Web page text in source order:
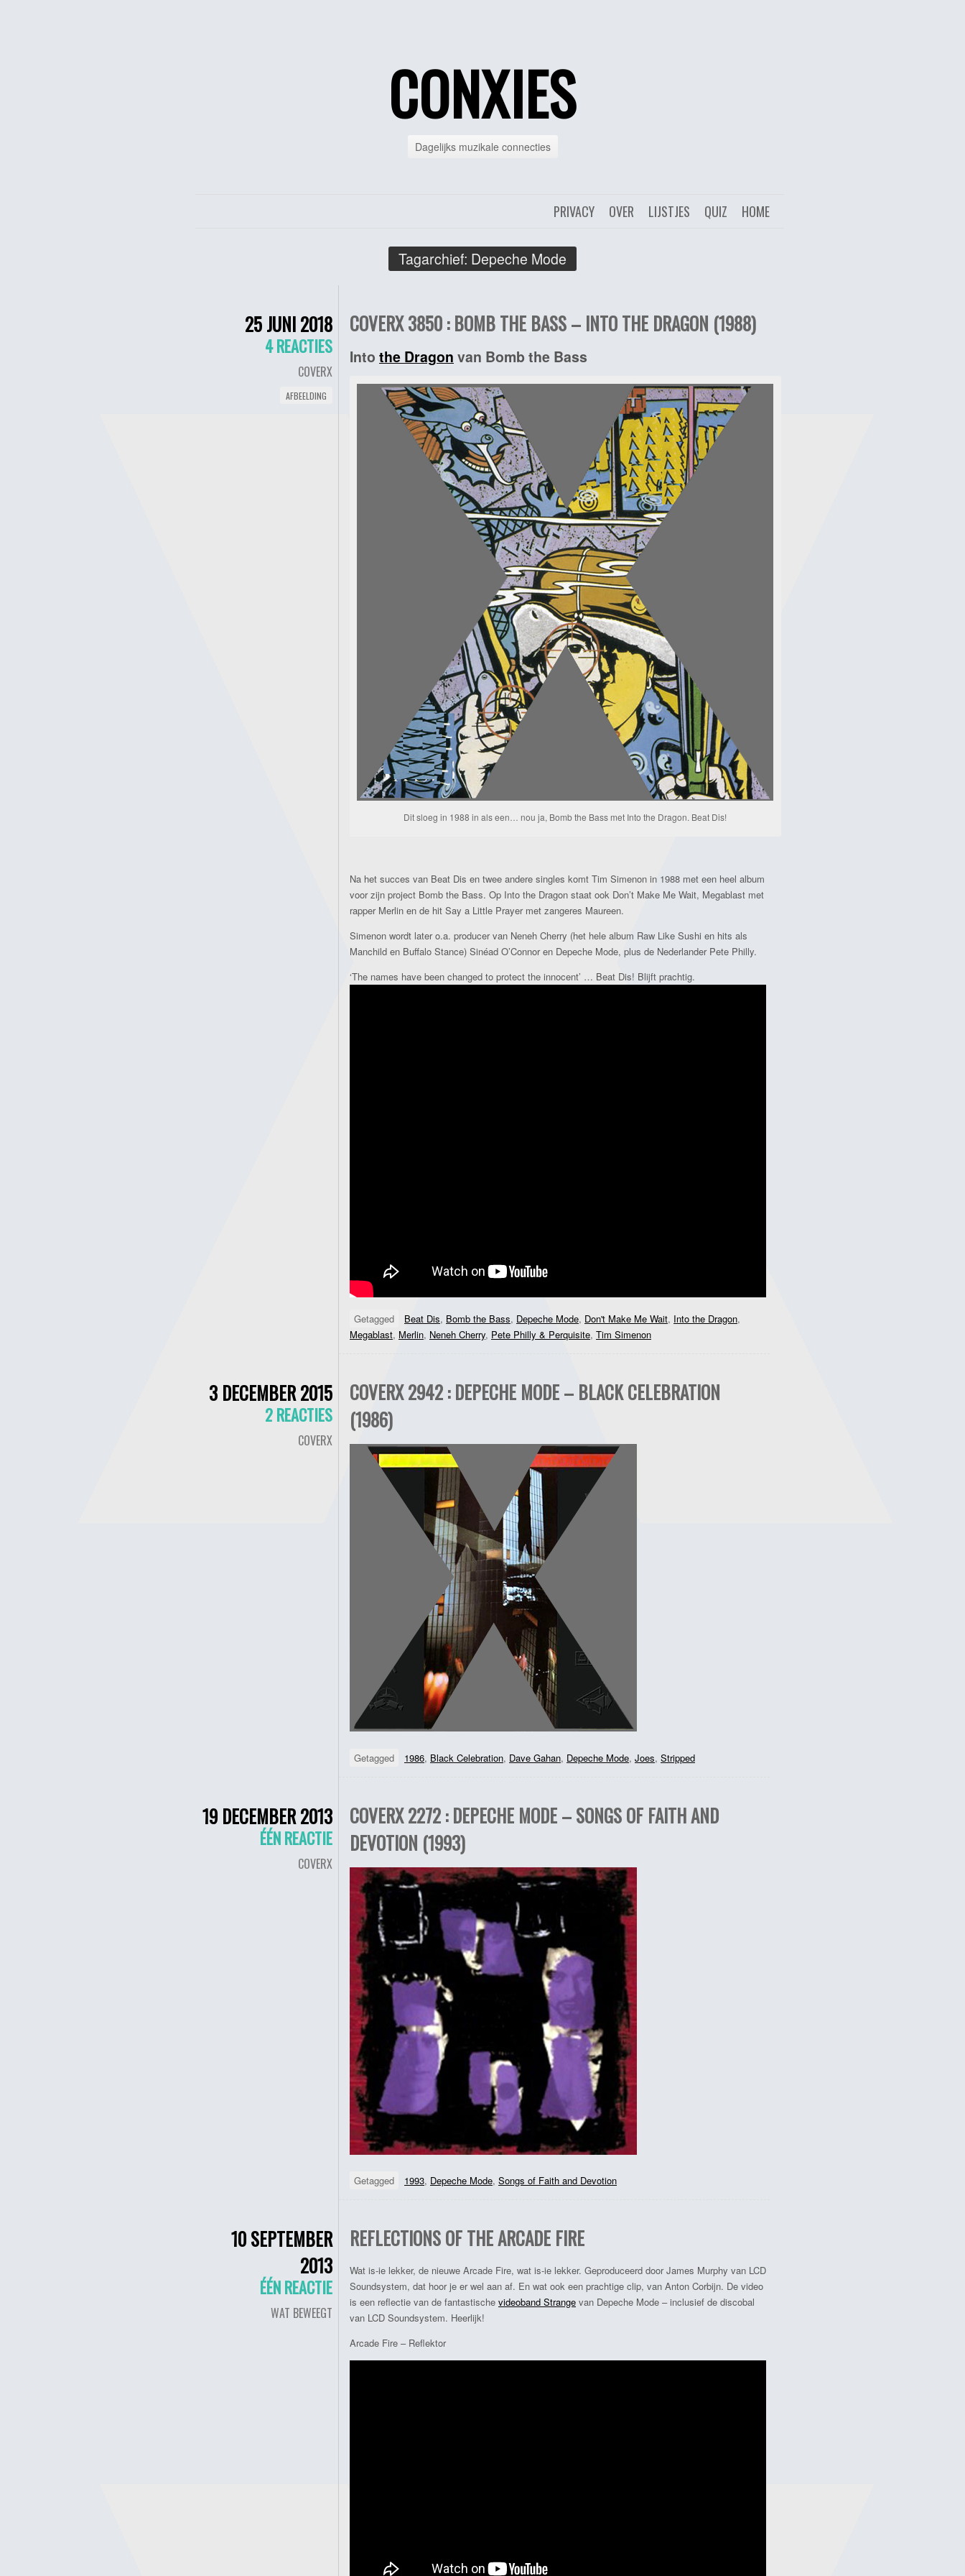
CONXIES
Dagelijks muzikale connecties
HOME
QUIZ
LIJSTJES
OVER
PRIVACY
Tagarchief: Depeche Mode
25 JUNI 2018
4 REACTIES
COVERX
AFBEELDING
COVERX 3850 : BOMB THE BASS – INTO THE DRAGON (1988)
Into the Dragon van Bomb the Bass
Dit sloeg in 1988 in als een… nou ja, Bomb the Bass met Into the Dragon. Beat Dis!
Na het succes van Beat Dis en twee andere singles komt Tim Simenon in 1988 met een heel album
voor zijn project Bomb the Bass. Op Into the Dragon staat ook Don’t Make Me Wait, Megablast met
rapper Merlin en de hit Say a Little Prayer met zangeres Maureen.
Simenon wordt later o.a. producer van Neneh Cherry (het hele album Raw Like Sushi en hits als
Manchild en Buffalo Stance) Sinéad O’Connor en Depeche Mode, plus de Nederlander Pete Philly.
‘The names have been changed to protect the innocent’ … Beat Dis! Blijft prachtig.
Getagged Beat Dis, Bomb the Bass, Depeche Mode, Don't Make Me Wait, Into the Dragon,
Megablast, Merlin, Neneh Cherry, Pete Philly & Perquisite, Tim Simenon
3 DECEMBER 2015
2 REACTIES
COVERX
COVERX 2942 : DEPECHE MODE – BLACK CELEBRATION
(1986)
Getagged 1986, Black Celebration, Dave Gahan, Depeche Mode, Joes, Stripped
19 DECEMBER 2013
ÉÉN REACTIE
COVERX
COVERX 2272 : DEPECHE MODE – SONGS OF FAITH AND
DEVOTION (1993)
Getagged 1993, Depeche Mode, Songs of Faith and Devotion
10 SEPTEMBER
2013
ÉÉN REACTIE
WAT BEWEEGT
REFLECTIONS OF THE ARCADE FIRE
Wat is-ie lekker, de nieuwe Arcade Fire, wat is-ie lekker. Geproduceerd door James Murphy van LCD
Soundsystem, dat hoor je er wel aan af. En wat ook een prachtige clip, van Anton Corbijn. De video
is een reflectie van de fantastische videoband Strange van Depeche Mode – inclusief de discobal
van LCD Soundsystem. Heerlijk!
Arcade Fire – Reflektor